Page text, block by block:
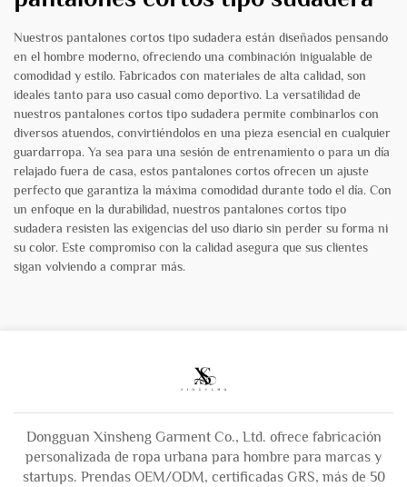
Nuestros pantalones cortos tipo sudadera están diseñados pensando
en el hombre moderno, ofreciendo una combinación inigualable de
comodidad y estilo. Fabricados con materiales de alta calidad, son
ideales tanto para uso casual como deportivo. La versatilidad de
nuestros pantalones cortos tipo sudadera permite combinarlos con
diversos atuendos, convirtiéndolos en una pieza esencial en cualquier
guardarropa. Ya sea para una sesión de entrenamiento o para un día
relajado fuera de casa, estos pantalones cortos ofrecen un ajuste
perfecto que garantiza la máxima comodidad durante todo el día. Con
un enfoque en la durabilidad, nuestros pantalones cortos tipo
sudadera resisten las exigencias del uso diario sin perder su forma ni
su color. Este compromiso con la calidad asegura que sus clientes
sigan volviendo a comprar más.
Dongguan Xinsheng Garment Co., Ltd. ofrece fabricación
personalizada de ropa urbana para hombre para marcas y
startups. Prendas OEM/ODM, certificadas GRS, más de 50